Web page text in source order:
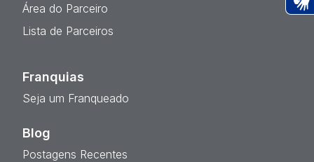
Área do Parceiro
Lista de Parceiros
Franquias
Seja um Franqueado
Blog
Postagens Recentes